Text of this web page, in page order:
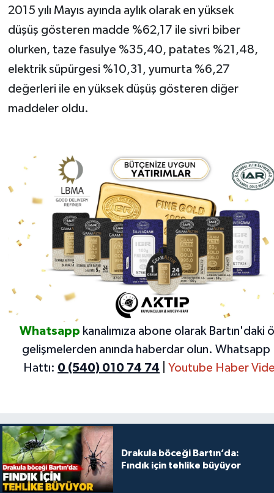
2015 yılı Mayıs ayında aylık olarak en yüksek
düşüş gösteren madde %62,17 ile sivri biber
olurken, taze fasulye %35,40, patates %21,48,
elektrik süpürgesi %10,31, yumurta %6,27
değerleri ile en yüksek düşüş gösteren diğer
maddeler oldu.
Whatsapp kanalımıza abone olarak Bartın'daki
gelişmelerden anında haberdar olun. Whatsapp
Hattı: 0 (540) 010 74 74 Youtube Haber
Drakula böceği Bartın’da:
Fındık için tehlike büyüyor